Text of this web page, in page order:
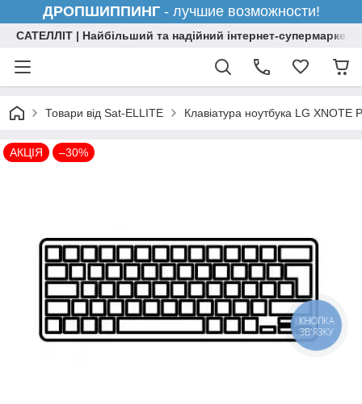
ДРОПШИППИНГ- лучшие возможности!
САТЕЛЛІТ | Найбільший та надійний інтернет-супермаркет
Товари від Sat-ELLITE Клавіатура ноутбука LG
АКЦІЯ –30%
КНОПКА
ЗВ'ЯЗКУ